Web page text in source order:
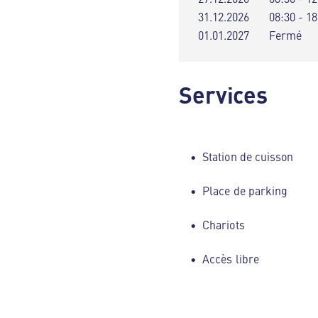
31.12.2026
08:30 -
01.01.2027
Fermé
Services
Station de cuisson
Place de parking
Chariots
Accès libre